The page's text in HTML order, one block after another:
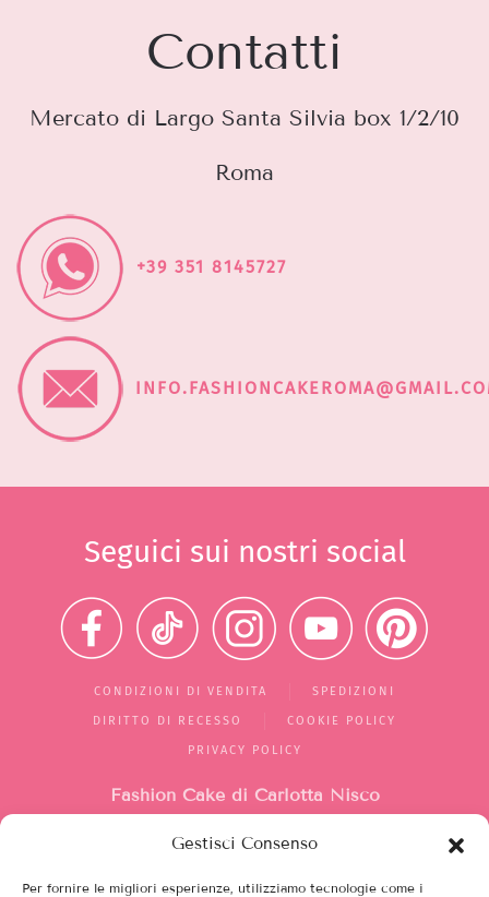
Gestisci Consenso
Per fornire le migliori esperienze, utilizziamo tecnologie come i
Contatti
Mercato di Largo Santa Silvia box 1/2/10
Roma
+39 351 8145727
Seguici sui nostri social
CONDIZIONI DI VENDITA SPEDIZIONI
DIRITTO DI RECESSO COOKIE POLICY
PRIVACY POLICY
Fashion Cake di Carlotta Nisco
Mercato di Largo Santa Silvia